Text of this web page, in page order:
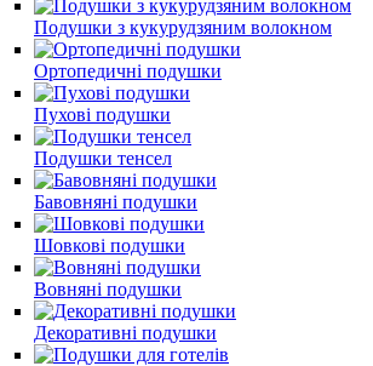
Подушки з кукурудзяним волокном
Ортопедичні подушки
Пухові подушки
Подушки тенсел
Бавовняні подушки
Шовкові подушки
Вовняні подушки
Декоративні подушки